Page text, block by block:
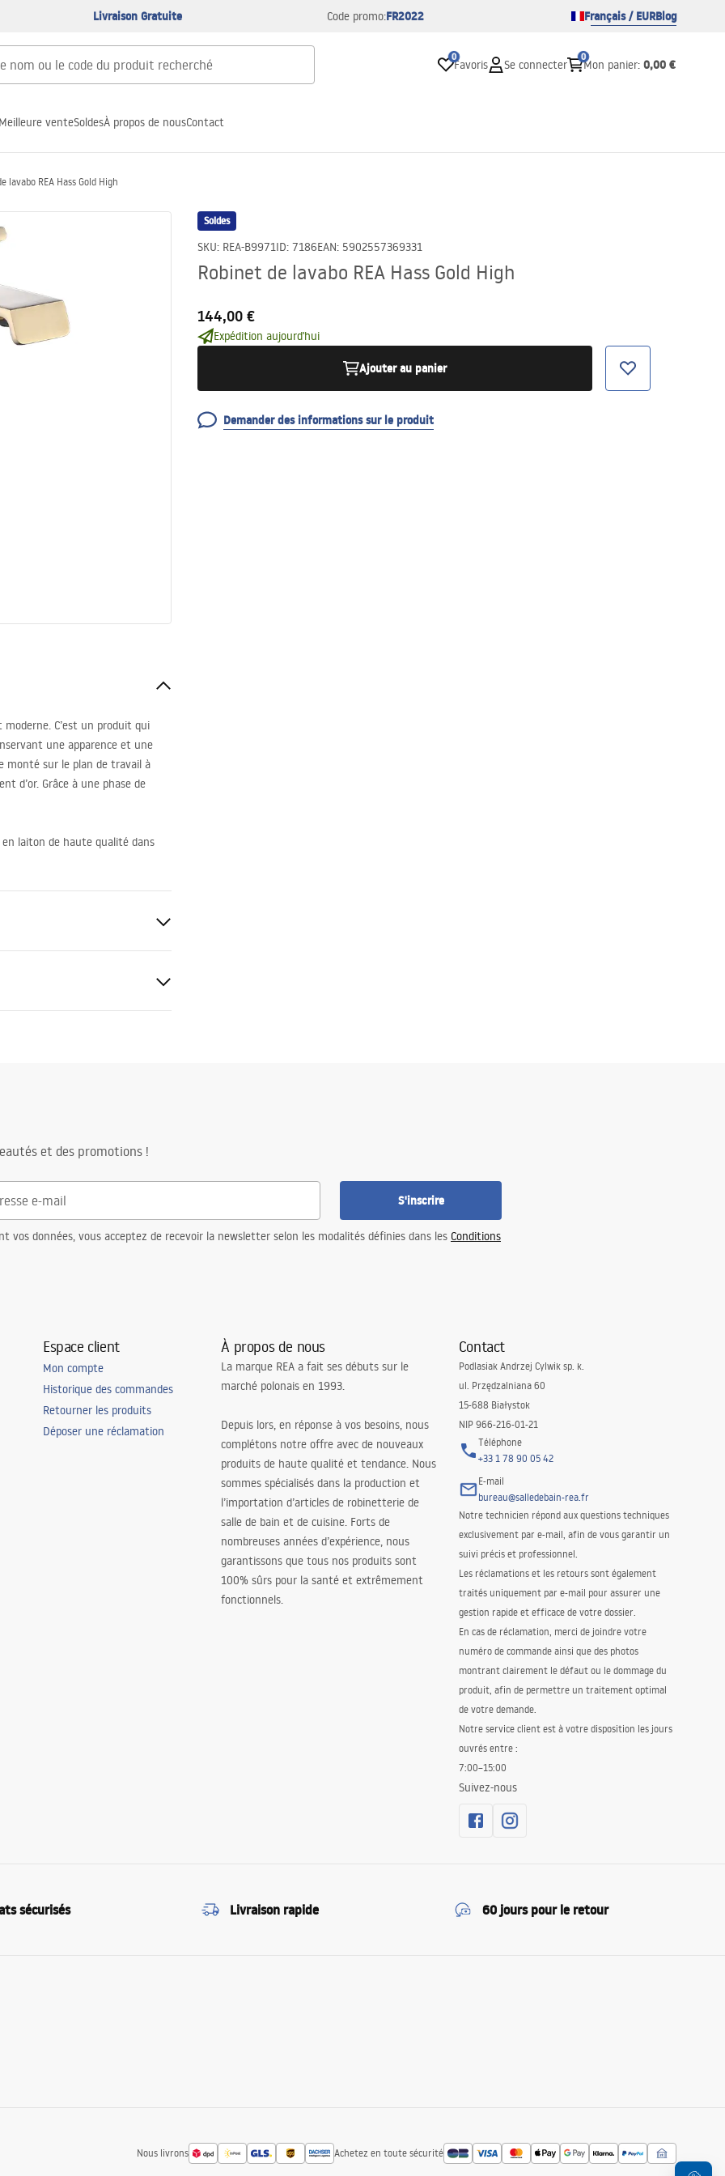
Livraison Gratuite Code promo:FR2022 Français / EURBlog
0
Favoris Se connecter
0
Mon panier: 0,00 €
Meilleure venteSoldesÀ propos de nousContact
lavabo REA Hass Gold High
Soldes
SKU: REA-B9971ID: 7186EAN: 5902557369331
Robinet de lavabo REA Hass Gold High
144,00 €
Expédition aujourd'hui
Ajouter au panier
Demander des informations sur le produit
C’est un produit qui
une apparence et une
monté sur le plan de travail à
d’or. Grâce à une phase de
laiton de haute qualité dans
et des promotions !
S'inscrire
vos données, vous acceptez de recevoir la newsletter selon les modalités définies dans les Conditions
Espace client
Mon compte
Historique des commandes
Retourner les produits
Déposer une réclamation
À propos de nous
La marque REA a fait ses débuts sur le
marché polonais en 1993.
Depuis lors, en réponse à vos besoins, nous
complétons notre offre avec de nouveaux
produits de haute qualité et tendance. Nous
sommes spécialisés dans la production et
l’importation d’articles de robinetterie de
salle de bain et de cuisine. Forts de
nombreuses années d’expérience, nous
garantissons que tous nos produits sont
100% sûrs pour la santé et extrêmement
fonctionnels.
Contact
Podlasiak Andrzej Cylwik sp. k.
ul. Przędzalniana 60
15-688 Białystok
NIP 966-216-01-21
Téléphone
+33 1 78 90 05 42
E-mail
bureau@salledebain-rea.fr
Notre technicien répond aux questions techniques
exclusivement par e-mail, afin de vous garantir un
suivi précis et professionnel.
Les réclamations et les retours sont également
traités uniquement par e-mail pour assurer une
gestion rapide et efficace de votre dossier.
En cas de réclamation, merci de joindre votre
numéro de commande ainsi que des photos
montrant clairement le défaut ou le dommage du
produit, afin de permettre un traitement optimal
de votre demande.
Notre service client est à votre disposition les jours
ouvrés entre :
7:00–15:00
Suivez-nous
sécurisés Livraison rapide 60 jours pour le retour
Nous livrons Achetez en toute sécurité